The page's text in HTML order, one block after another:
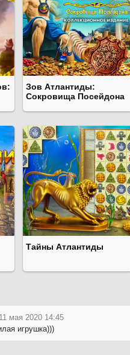
Зов Атлантиды:
Сокровища Посейдона
Тайны Атлантиды
11 мая 2020 14:45
игрушка)))